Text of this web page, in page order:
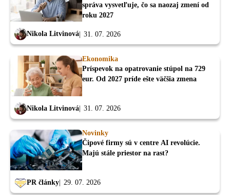
správa vysvetľuje, čo sa naozaj zmení od
roku 2027
Nikola Litvinová 31. 07. 2026
Ekonomika
Príspevok na opatrovanie stúpol na 729
eur. Od 2027 príde ešte väčšia zmena
Nikola Litvinová 31. 07. 2026
Novinky
Čipové firmy sú v centre AI revolúcie.
Majú stále priestor na rast?
PR články 29. 07. 2026